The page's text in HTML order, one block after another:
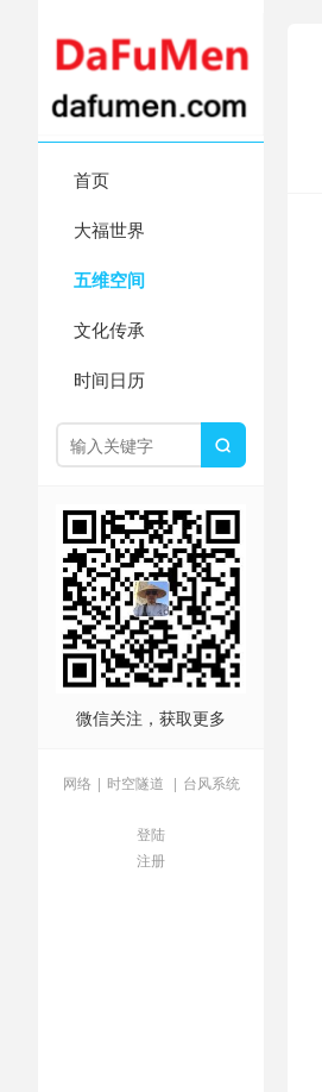
首页
大福世界
五维空间
文化传承
时间日历

微信关注，获取更多
网络 | 时空隧道 | 台风系统
登陆
注册